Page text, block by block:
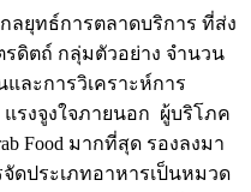
ลยุทธ์การตลาดบริการ ที่ส่ง
ดิตถ์ กลุ่มตัวอย่าง จำนวน
ละการวิเคราะห์การ
รงจูงใจภายนอก ผู้บริโภค
Food มากที่สุด รองลงมา
ดประเภทอาหารเป็นหมวด